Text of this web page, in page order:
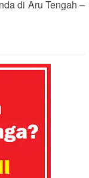
di Aru Tengah –